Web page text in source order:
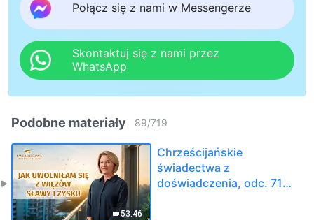
Połącz się z nami w Messengerze
Skontaktuj się z nami przez
WhatsApp
Podobne materiały 89/719
53:46
Chrześcijańskie
świadectwa z
doświadczenia, odc. 713: